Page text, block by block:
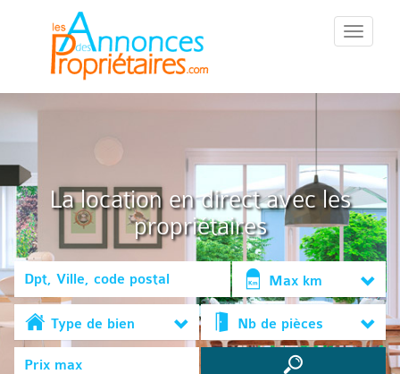
::Menu::
La location en direct avec les
propriétaires
Max km
Type de bien Nb de pièces